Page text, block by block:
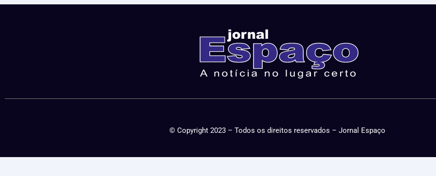
© Copyright 2023 – Todos os direitos reservados – Jornal Espaço